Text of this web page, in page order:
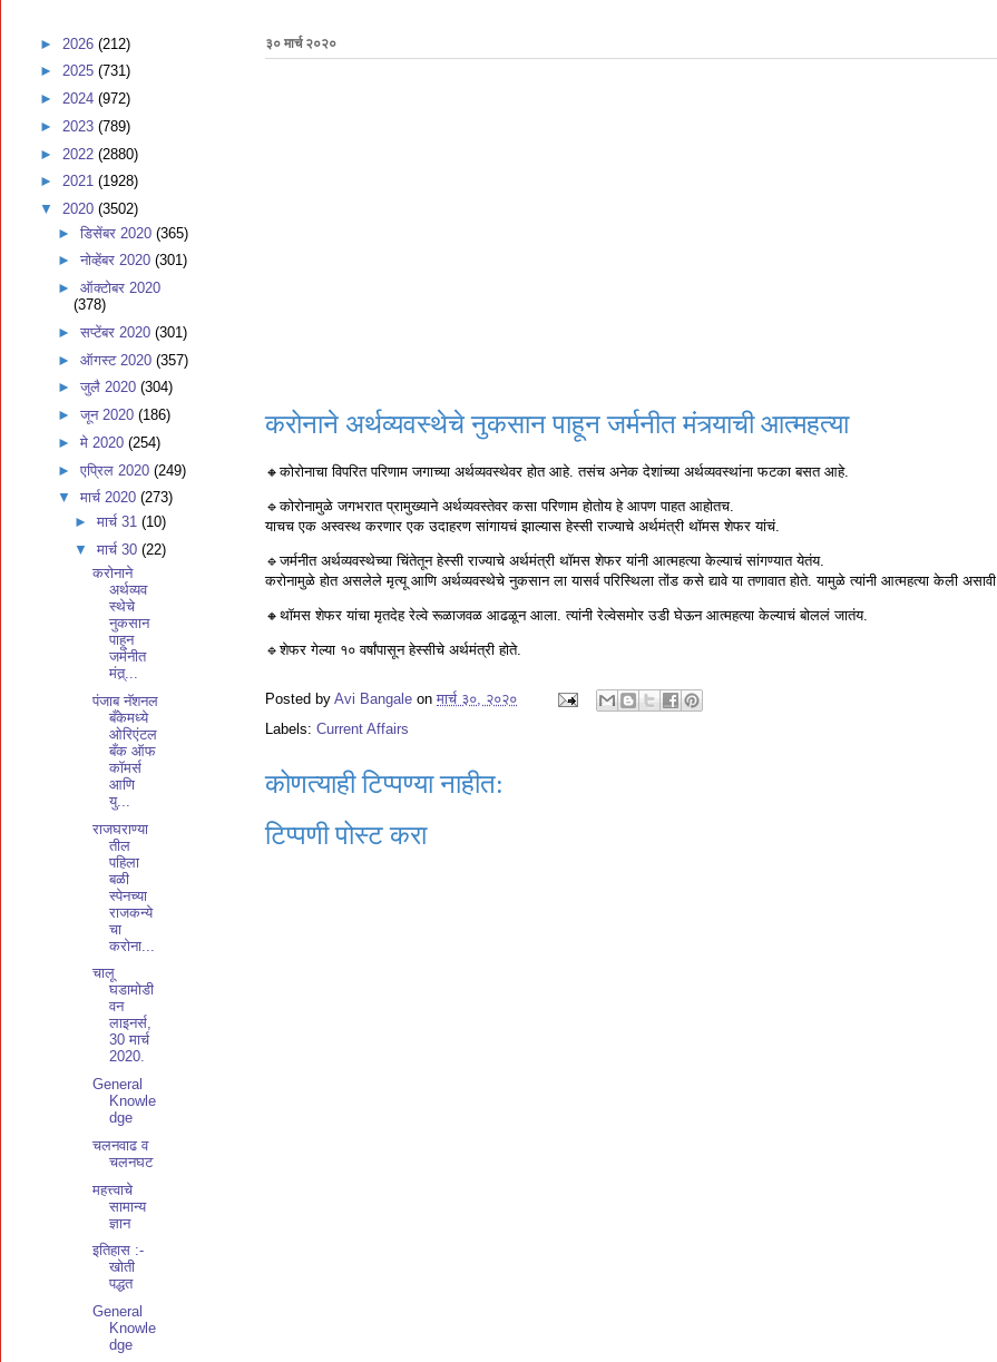
३० मार्च २०२०
करोनाने अर्थव्यवस्थेचे नुकसान पाहून जर्मनीत मंत्र्याची आत्महत्या
🔸कोरोनाचा विपरित परिणाम जगाच्या अर्थव्यवस्थेवर होत आहे. तसंच अनेक देशांच्या अर्थव्यवस्थांना फटका बसत आहे.
🔹कोरोनामुळे जगभरात प्रामुख्याने अर्थव्यवस्तेवर कसा परिणाम होतोय हे आपण पाहत आहोतच.
याचच एक अस्वस्थ करणार एक उदाहरण सांगायचं झाल्यास हेस्सी राज्याचे अर्थमंत्री थॉमस शेफर यांचं.
🔹जर्मनीत अर्थव्यवस्थेच्या चिंतेतून हेस्सी राज्याचे अर्थमंत्री थॉमस शेफर यांनी आत्महत्या केल्याचं सांगण्यात येतंय.
करोनामुळे होत असलेले मृत्यू आणि अर्थव्यवस्थेचे नुकसान ला यासर्व परिस्थिला तोंड कसे द्यावे या तणावात होते. यामुळे त्यांनी आत्महत्या केली असावी.
🔸थॉमस शेफर यांचा मृतदेह रेल्वे रूळाजवळ आढळून आला. त्यांनी रेल्वेसमोर उडी घेऊन आत्महत्या केल्याचं बोललं जातंय.
🔹शेफर गेल्या १० वर्षांपासून हेस्सीचे अर्थमंत्री होते.
Posted by Avi Bangale on मार्च ३०, २०२०
Labels: Current Affairs
कोणत्याही टिप्पण्‍या नाहीत:
टिप्पणी पोस्ट करा
► 2026 (212)
► 2025 (731)
► 2024 (972)
► 2023 (789)
► 2022 (2880)
► 2021 (1928)
▼ 2020 (3502)
► डिसेंबर 2020 (365)
► नोव्हेंबर 2020 (301)
► ऑक्टोबर 2020
(378)
► सप्टेंबर 2020 (301)
► ऑगस्ट 2020 (357)
► जुलै 2020 (304)
► जून 2020 (186)
► मे 2020 (254)
► एप्रिल 2020 (249)
▼ मार्च 2020 (273)
►मार्च 31(10)
▼मार्च 30(22)
करोनाने
अर्थव्यव
स्थेचे
नुकसान
पाहून
जर्मनीत
मंत्र्...
पंजाब नॅशनल
बँकेमध्ये
ओरिएंटल
बँक ऑफ
कॉमर्स
आणि
यु...
राजघराण्या
तील
पहिला
बळी
स्पेनच्या
राजकन्ये
चा
करोना...
चालू
घडामोडी
वन
लाइनर्स,
30 मार्च
2020.
General
Knowle
dge
चलनवाढ व
चलनघट
महत्त्वाचे
सामान्य
ज्ञान
इतिहास :-
खोती
पद्धत
General
Knowle
dge